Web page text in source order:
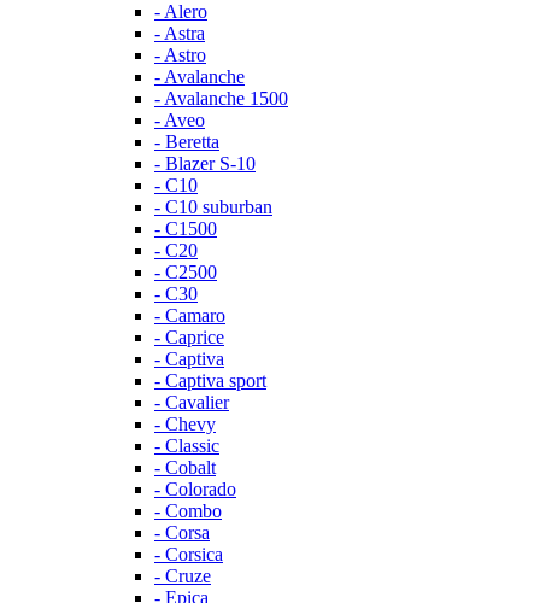
- Alero
- Astra
- Astro
- Avalanche
- Avalanche 1500
- Aveo
- Beretta
- Blazer S-10
- C10
- C10 suburban
- C1500
- C20
- C2500
- C30
- Camaro
- Caprice
- Captiva
- Captiva sport
- Cavalier
- Chevy
- Classic
- Cobalt
- Colorado
- Combo
- Corsa
- Corsica
- Cruze
- Epica